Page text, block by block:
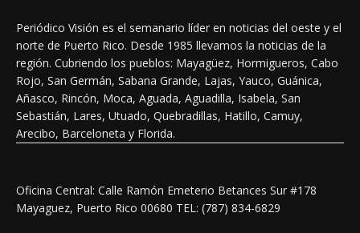
Periódico Visión es el semanario líder en noticias del oeste y el
norte de Puerto Rico. Desde 1985 llevamos la noticias de la
región. Cubriendo los pueblos: Mayagüez, Hormigueros, Cabo
Rojo, San Germán, Sabana Grande, Lajas, Yauco, Guánica,
Añasco, Rincón, Moca, Aguada, Aguadilla, Isabela, San
Sebastián, Lares, Utuado, Quebradillas, Hatillo, Camuy,
Arecibo, Barceloneta y Florida.
Oficina Central: Calle Ramón Emeterio Betances Sur #178
Mayaguez, Puerto Rico 00680 TEL: (787) 834-6829